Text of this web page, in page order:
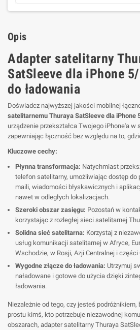
Opis
Adapter satelitarny
SatSleeve dla iPhone
do ładowania
Doświadcz najwyższej jakości mobilnej
satelitarnemu Thuraya SatSleeve dla iPhone
urządzenie przekształca Twojego iPhone'a w
zapewniając łączność bez względu na to,
Kluczowe cechy:
Płynna transformacja: Natychmiast
telefon satelitarny, umożliwiając dostęp do
maili, wiadomości błyskawicznych i
nawet w odległych lokalizacjach.
Szeroki obszar zasięgu: Pozostań w
korzystając z rozległej sieci satelitarnej
Solidna sieć satelitarna: Korzystaj z
usług komunikacji satelitarnej w Afryce,
Wschodzie, w Rosji, Azji Centralnej i części
Wygodne złącze do ładowania: Utrzymuj
naładowane i gotowe do użycia dzięki
ładowania.
Niezależnie od tego, czy jesteś podróżnikiem,
prostu kimś, kto potrzebuje niezawodnej
obszarach, adapter satelitarny Thuraya